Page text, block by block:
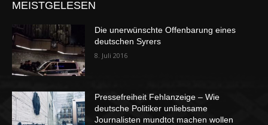
MEISTGELESEN
Die unerwünschte Offenbarung eines
deutschen Syrers
8. Juli 2016
Pressefreiheit Fehlanzeige – Wie
deutsche Politiker unliebsame
Journalisten mundtot machen wollen